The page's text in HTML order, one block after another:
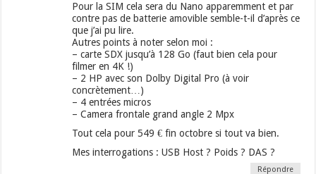
Pour la SIM cela sera du Nano apparemment et par
contre pas de batterie amovible semble-t-il d’après ce
que j’ai pu lire.
Autres points à noter selon moi :
– carte SDX jusqu’à 128 Go (faut bien cela pour
filmer en 4K !)
– 2 HP avec son Dolby Digital Pro (à voir
concrètement…)
– 4 entrées micros
– Camera frontale grand angle 2 Mpx
Tout cela pour 549 € fin octobre si tout va bien.
Mes interrogations : USB Host ? Poids ? DAS ?
Répondre